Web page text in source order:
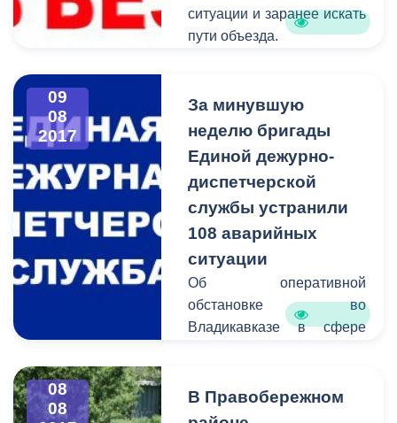
ситуации и заранее искать
пути объезда.
09
08
2017
За минувшую
неделю бригады
Единой дежурно-
диспетчерской
службы устранили
108 аварийных
ситуации
Об оперативной
обстановке во
Владикавказе в сфере
Единая дежурно-
диспетчерская служба.
08
08
В Правобережном